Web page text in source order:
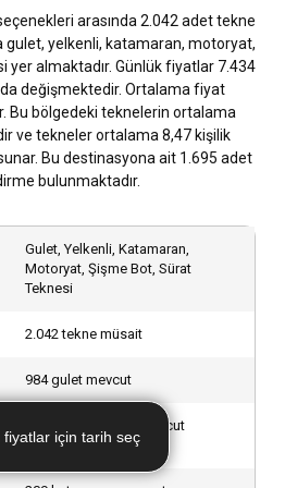
ve altın kumsallarıyla süslenmiş
turist cezbeder ve su sporları için
dalış, sörf ve yelken sporları
Ayrıca, jeep safari ve trekking
en iyi marinalar ve
marina ve demirleme yeri bulunur.
Yat Marina, Bodrum Milta
en popüler olanlarıdır. Bu
ve yüksek hizmet kalitesiyle
için Muğla lokasyonunda tekne
düzenlenebilecek birçok etkinlik
partileri, bekarlığa veda partileri,
sadece arkadaşlarınızla bir
arasında 2.042 adet tekne
gulet, yelkenli, katamaran, motoryat,
yer almaktadır. Günlük fiyatlar 7.434
değişmektedir. Ortalama fiyat
Bu bölgedeki teknelerin ortalama
ve tekneler ortalama 8,47 kişilik
Bu destinasyona ait 1.695 adet
bulunmaktadır.
Gulet, Yelkenli, Katamaran,
Motoryat, Şişme Bot, Sürat
Teknesi
2.042 tekne müsait
984 gulet mevcut
503 yelkenli tekne mevcut
fiyatlar için tarih seç